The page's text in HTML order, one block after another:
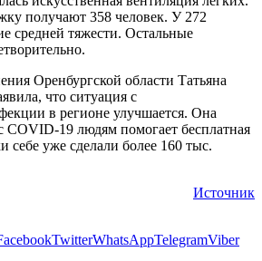
получают 358 человек. У 272
средней тяжести. Остальные
Оренбургской области Татьяна
что ситуация с
в регионе улучшается. Она
COVID-19 людям помогает бесплатная
себе уже сделали более 160 тыс.
Источник
TwitterWhatsAppTelegramViber